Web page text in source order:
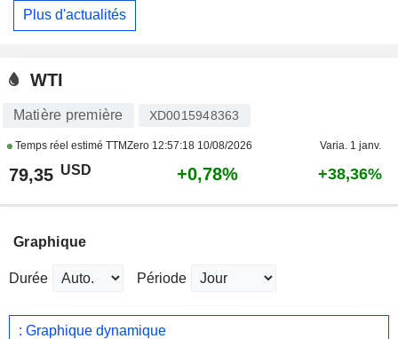
Plus d'actualités
WTI
Matière première XD0015948363
Temps réel estimé TTMZero 12:57:18 10/08/2026 Varia. 1 janv.
79,35 USD +0,78% +38,36%
Graphique
Durée Période
: Graphique dynamique